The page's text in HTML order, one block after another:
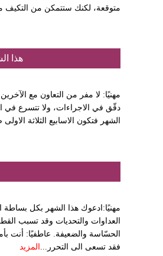
متوقعة، لكنك ستتمكن من التكيف
هذا
مهنيًا: لا مفر من التعاون مع
دقّق في الاجراءات، ولا تتسرع في
الشهر فتكون الاسابيع الثلاثة
مهنيًا:ادعوك هذا الشهر بكل بساطة
العداوات والتحديات وقد تسبب
الحسّاسة والضعيفة. عاطفيًا: أنت
فقد تسعى الى التحرر... المزيد